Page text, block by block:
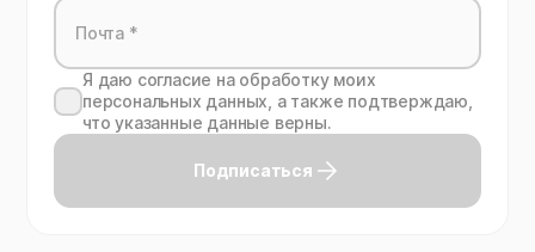
Я даю согласие на обработку моих
персональных данных, а также подтверждаю,
что указанные данные верны.
Подписаться